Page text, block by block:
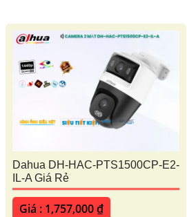
Dahua DH-HAC-PTS1500CP-E2-
IL-A Giá Rẻ
Giá : 1,757,000 ₫